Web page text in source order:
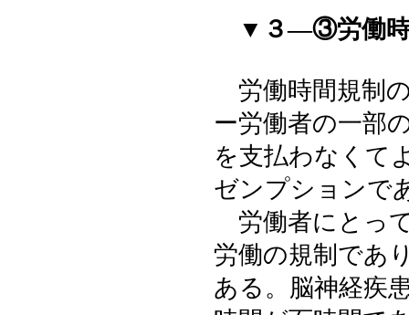
▼３―③労働時
労働時間規制
ー労働者の一部
を支払わなくて
ゼンプションで
労働者にとっ
労働の規制であ
ある。脳神経疾